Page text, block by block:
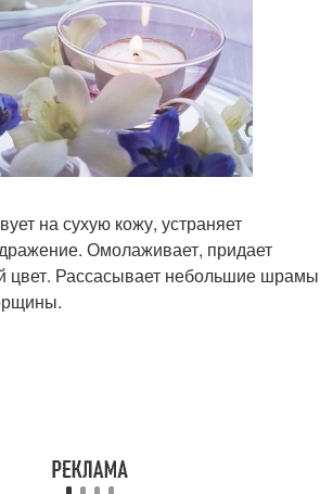
на сухую кожу, устраняет
Омолаживает, придает
цвет. Рассасывает небольшие шрамы